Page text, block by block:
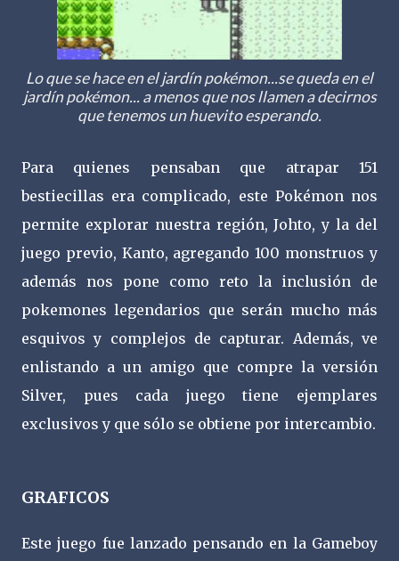
Lo que se hace en el jardín pokémon...se queda en el
jardín pokémon... a menos que nos llamen a decirnos
que tenemos un huevito esperando.
Para quienes pensaban que atrapar 151
bestiecillas era complicado, este Pokémon nos
permite explorar nuestra región, Johto, y la del
juego previo, Kanto, agregando 100 monstruos y
además nos pone como reto la inclusión de
pokemones legendarios que serán mucho más
esquivos y complejos de capturar. Además, ve
enlistando a un amigo que compre la versión
Silver, pues cada juego tiene ejemplares
exclusivos y que sólo se obtiene por intercambio.
GRAFICOS
Este juego fue lanzado pensando en la Gameboy